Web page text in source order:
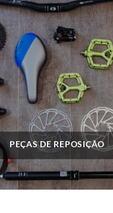
PEÇAS DE REPOSIÇÃO